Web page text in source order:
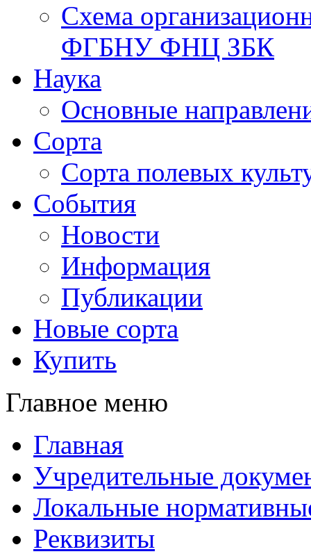
Схема
ФГБНУ ФНЦ ЗБК
Наука
Основные
Сорта
Сорта полевых
События
Новости
Информация
Публикации
Новые сорта
Купить
Главное меню
Главная
Учредительные
Локальные
Реквизиты